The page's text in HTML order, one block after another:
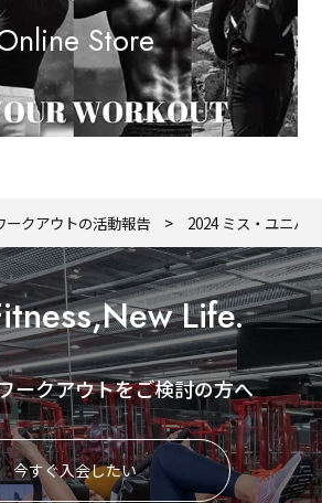
Store
ークアウトの活動報告 2024 ミス・ユニバ
Life.
ークアウトをご検討の方へ
今すぐ入会したい